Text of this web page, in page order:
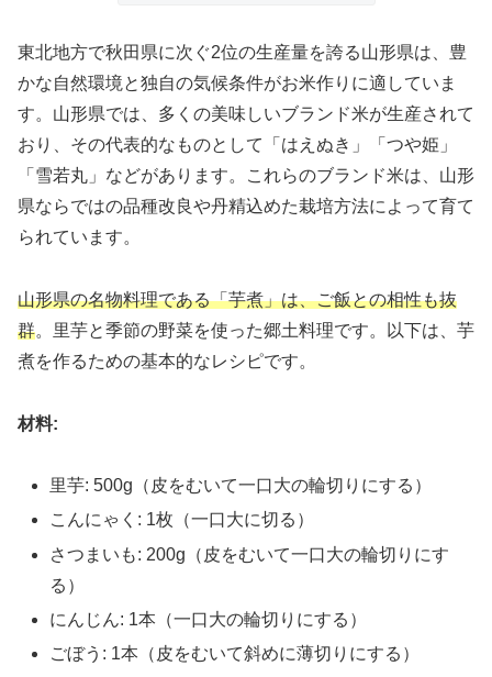
東北地方で秋田県に次ぐ2位の生産量を誇る山形県は、豊
かな自然環境と独自の気候条件がお米作りに適していま
す。山形県では、多くの美味しいブランド米が生産されて
おり、その代表的なものとして「はえぬき」「つや姫」
「雪若丸」などがあります。これらのブランド米は、山形
県ならではの品種改良や丹精込めた栽培方法によって育て
られています。
山形県の名物料理である「芋煮」は、ご飯との相性も抜
群。里芋と季節の野菜を使った郷土料理です。以下は、芋
煮を作るための基本的なレシピです。
材料:
里芋: 500g（皮をむいて一口大の輪切りにする）
こんにゃく: 1枚（一口大に切る）
さつまいも: 200g（皮をむいて一口大の輪切りにす
る）
にんじん: 1本（一口大の輪切りにする）
ごぼう: 1本（皮をむいて斜めに薄切りにする）